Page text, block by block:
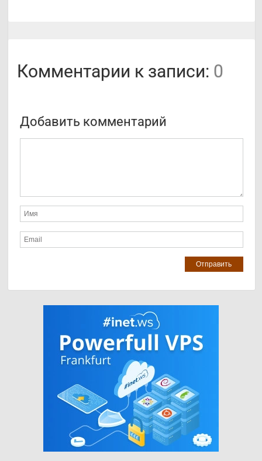
Комментарии к записи: 0
Добавить комментарий